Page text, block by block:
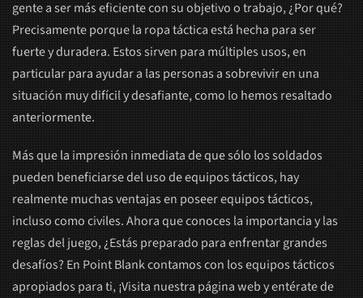
gente a ser más eficiente con su objetivo o trabajo, ¿Por qué?
Precisamente porque la ropa táctica está hecha para ser
fuerte y duradera. Estos sirven para múltiples usos, en
particular para ayudar a las personas a sobrevivir en una
situación muy difícil y desafiante, como lo hemos resaltado
anteriormente.
Más que la impresión inmediata de que sólo los soldados
pueden beneficiarse del uso de equipos tácticos, hay
realmente muchas ventajas en poseer equipos tácticos,
incluso como civiles. Ahora que conoces la importancia y las
reglas del juego, ¿Estás preparado para enfrentar grandes
desafíos? En Point Blank contamos con los equipos tácticos
apropiados para ti, ¡Visita nuestra página web y entérate de